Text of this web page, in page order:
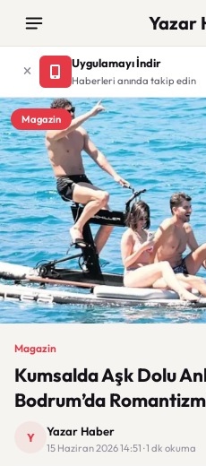
Yazar
Uygulamayı İndir
Haberleri anında takip edin
Magazin
Magazin
Kumsalda Aşk Dolu
Bodrum’da
Y Yazar Haber
15 Haziran 2026 14:51 · 1 dk okuma